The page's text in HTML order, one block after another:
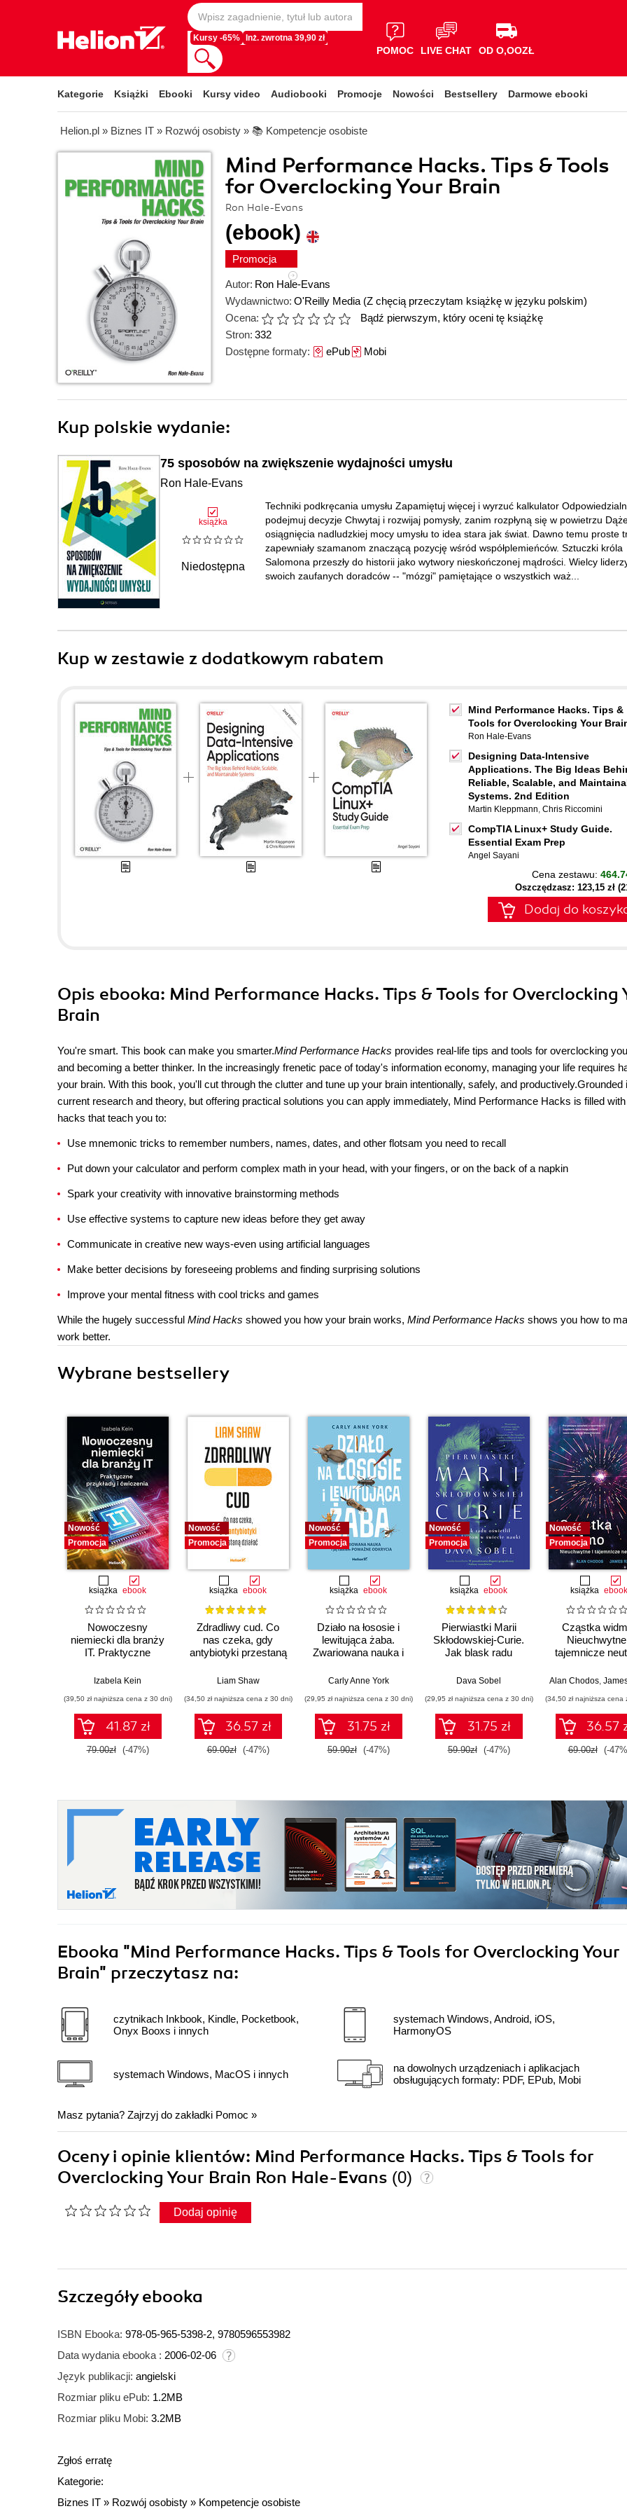
Kursy -65% Inż. zwrotna 39,90 zł
POMOC LIVE CHAT OD O,OOZŁ
Kategorie Książki Ebooki Kursy video Audiobooki Promocje Nowości Bestsellery Darmowe ebooki
Helion.pl » Biznes IT » Rozwój osobisty » 📚 Kompetencje osobiste
Mind Performance Hacks. Tips & Tools
for Overclocking Your Brain
Ron Hale-Evans
(ebook)
Promocja
Autor: Ron Hale-Evans
Wydawnictwo: O'Reilly Media (Z chęcią przeczytam książkę w języku polskim)
Ocena:
Bądź pierwszym, który oceni tę książkę
Stron: 332
Dostępne formaty: ePubMobi
Kup polskie wydanie:
75 sposobów na zwiększenie wydajności umysłu
Ron Hale-Evans
książka
Niedostępna
Techniki podkręcania umysłu Zapamiętuj więcej i wyrzuć kalkulator
podejmuj decyzje Chwytaj i rozwijaj pomysły, zanim rozpłyną się w powietrzu
osiągnięcia nadludzkiej mocy umysłu to idea stara jak świat. Dawno temu proste
zapewniały szamanom znaczącą pozycję wśród współplemieńców. Sztuczki króla
Salomona przeszły do historii jako wytwory nieskończonej mądrości. Wielcy
swoich zaufanych doradców -- "mózgi" pamiętające o wszystkich waż...
Kup w zestawie z dodatkowym rabatem
Mind Performance Hacks. Tips &
Tools for Overclocking Your
Ron Hale-Evans
Designing Data-Intensive
Applications. The Big Ideas
Reliable, Scalable, and
Systems. 2nd Edition
Martin Kleppmann, Chris Riccomini
CompTIA Linux+ Study Guide.
Essential Exam Prep
Angel Sayani
Cena zestawu:
Oszczędzasz: 123,15 zł
Dodaj do
Opis ebooka: Mind Performance Hacks. Tips & Tools for Overclocking
Brain
You're smart. This book can make you smarter.Mind Performance Hacks provides real-life tips and tools for overclocking
and becoming a better thinker. In the increasingly frenetic pace of today's information economy, managing your life requires
your brain. With this book, you'll cut through the clutter and tune up your brain intentionally, safely, and productively.Grounded
current research and theory, but offering practical solutions you can apply immediately, Mind Performance Hacks is filled
hacks that teach you to:
Use mnemonic tricks to remember numbers, names, dates, and other flotsam you need to recall
Put down your calculator and perform complex math in your head, with your fingers, or on the back of a napkin
Spark your creativity with innovative brainstorming methods
Use effective systems to capture new ideas before they get away
Communicate in creative new ways-even using artificial languages
Make better decisions by foreseeing problems and finding surprising solutions
Improve your mental fitness with cool tricks and games
While the hugely successful Mind Hacks showed you how your brain works, Mind Performance Hacks shows you how to
work better.
Wybrane bestsellery
Nowość
Promocja
książka ebook
Nowoczesny
niemiecki dla branży
IT. Praktyczne
Izabela Kein
(39,50 zł najniższa cena z 30 dni)
41.87 zł
79.00zł (-47%)
Nowość
Promocja
książka ebook
Zdradliwy cud. Co
nas czeka, gdy
antybiotyki przestaną
Liam Shaw
(34,50 zł najniższa cena z 30 dni)
36.57 zł
69.00zł (-47%)
Nowość
Promocja
książka ebook
Działo na łososie i
lewitująca żaba.
Zwariowana nauka i
odkrycia
Carly Anne York
(29,95 zł najniższa cena z 30 dni)
31.75 zł
59.90zł (-47%)
Nowość
Promocja
książka ebook
Pierwiastki Marii
Skłodowskiej-Curie.
Jak blask radu
kobietom w świecie
Dava Sobel
(29,95 zł najniższa cena z 30 dni)
31.75 zł
59.90zł (-47%)
Nowość
Promocja
książka ebook
Cząstka
tajemnicze
Alan Chodos, James
(34,50 zł najniższa cena
36.57
69.00zł (-
Ebooka "Mind Performance Hacks. Tips & Tools for Overclocking Your
Brain" przeczytasz na:
czytnikach Inkbook, Kindle, Pocketbook,
Onyx Booxs i innych
systemach Windows, MacOS i innych
systemach Windows, Android, iOS,
HarmonyOS
na dowolnych urządzeniach i aplikacjach
obsługujących formaty: PDF, EPub, Mobi
Masz pytania? Zajrzyj do zakładki Pomoc »
Oceny i opinie klientów: Mind Performance Hacks. Tips & Tools for
Overclocking Your Brain Ron Hale-Evans (0)
Dodaj opinię
Szczegółyebooka
ISBN Ebooka: 978-05-965-5398-2, 9780596553982
Data wydania ebooka : 2006-02-06
Język publikacji: angielski
Rozmiar pliku ePub: 1.2MB
Rozmiar pliku Mobi: 3.2MB
Zgłoś erratę
Kategorie:
Biznes IT » Rozwój osobisty » Kompetencje osobiste